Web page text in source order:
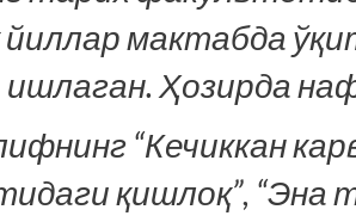
йиллар мактабда
ишлаган. Ҳозирда
“Кечиккан
қишлоқ”, “Эна